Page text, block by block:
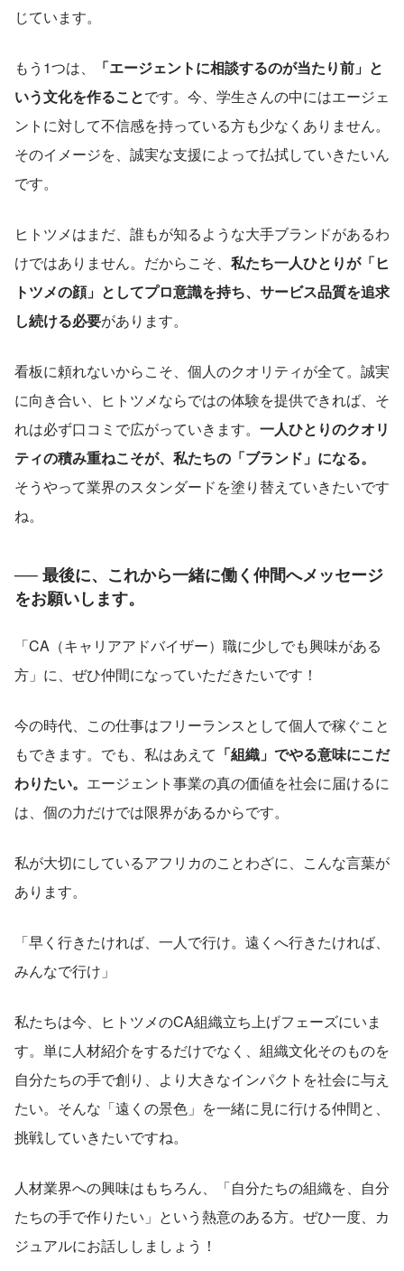
じています。
もう1つは、
「エージェントに相談するのが当たり前」と
いう文化を作ることです。今、学生さんの中にはエージェ
ントに対して不信感を持っている方も少なくありません。
そのイメージを、誠実な支援によって払拭していきたいん
です。
ヒトツメはまだ、誰もが知るような大手ブランドがあるわ
けではありません。だからこそ、 私たち一人ひとりが「ヒ
トツメの顔」としてプロ意識を持ち、サービス品質を追求
し続ける必要があります。
看板に頼れないからこそ、個人のクオリティが全て。誠実
に向き合い、ヒトツメならではの体験を提供できれば、そ
れは必ず口コミで広がっていきます。 一人ひとりのクオリ
そうやって業界のスタンダードを塗り替えていきたいです
ね。
── 最後に、これから一緒に働く仲間へメッセージ
をお願いします。
「CA（キャリアアドバイザー）職に少しでも興味がある
方」に、ぜひ仲間になっていただきたいです！
今の時代、この仕事はフリーランスとして個人で稼ぐこと
もできます。でも、私はあえて 「組織」でやる意味にこだ
わりたい。 エージェント事業の真の価値を社会に届けるに
は、個の力だけでは限界があるからです。
私が大切にしているアフリカのことわざに、こんな言葉が
あります。
「早く行きたければ、一人で行け。遠くへ行きたければ、
みんなで行け」
私たちは今、ヒトツメのCA組織立ち上げフェーズにいま
す。単に人材紹介をするだけでなく、組織文化そのものを
自分たちの手で創り、より大きなインパクトを社会に与え
たい。そんな「遠くの景色」を一緒に見に行ける仲間と、
挑戦していきたいですね。
人材業界への興味はもちろん、「自分たちの組織を、自分
たちの手で作りたい」という熱意のある方。ぜひ一度、カ
ジュアルにお話ししましょう！